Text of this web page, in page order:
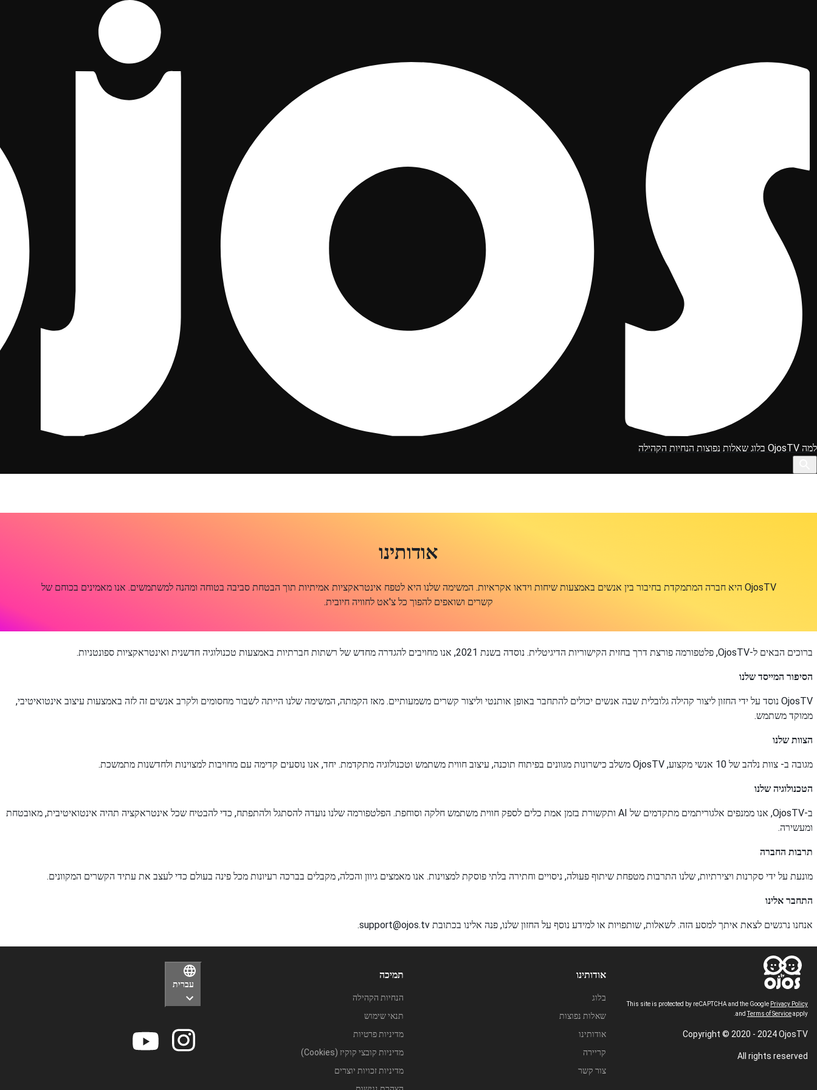
למה OjosTV בלוג שאלות נפוצות הנחיות הקהילה
אודותינו
OjosTV היא חברה המתמקדת בחיבור בין אנשים באמצעות שיחות וידאו אקראיות. המשימה שלנו היא לטפח אינטראקציות אמיתיות תוך הבטחת סביבה בטוחה ומהנה למשתמשים. אנו מאמינים בכוחם של
קשרים ושואפים להפוך כל צ'אט לחוויה חיובית.
ברוכים הבאים ל-OjosTV, פלטפורמה פורצת דרך בחזית הקישוריות הדיגיטלית. נוסדה בשנת 2021, אנו מחויבים להגדרה מחדש של רשתות חברתיות באמצעות טכנולוגיה חדשנית ואינטראקציות ספונטניות.
הסיפור המייסד שלנו
OjosTV נוסד על ידי החזון ליצור קהילה גלובלית שבה אנשים יכולים להתחבר באופן אותנטי וליצור קשרים משמעותיים. מאז הקמתה, המשימה שלנו הייתה לשבור מחסומים ולקרב אנשים זה לזה באמצעות עיצוב אינטואיטיבי,
ממוקד משתמש.
הצוות שלנו
מגובה ב- צוות נלהב של 10 אנשי מקצוע, OjosTV משלב כישרונות מגוונים בפיתוח תוכנה, עיצוב חווית משתמש וטכנולוגיה מתקדמת. יחד, אנו נוסעים קדימה עם מחויבות למצוינות ולחדשנות מתמשכת.
הטכנולוגיה שלנו
ב-OjosTV, אנו ממנפים אלגוריתמים מתקדמים של AI ותקשורת בזמן אמת כלים לספק חווית משתמש חלקה וסוחפת. הפלטפורמה שלנו נועדה להסתגל ולהתפתח, כדי להבטיח שכל אינטראקציה תהיה אינטואיטיבית, מאובטחת
ומעשירה.
תרבות החברה
מונעת על ידי סקרנות ויצירתיות, שלנו התרבות מטפחת שיתוף פעולה, ניסויים וחתירה בלתי פוסקת למצוינות. אנו מאמצים גיוון והכלה, מקבלים בברכה רעיונות מכל פינה בעולם כדי לעצב את עתיד הקשרים המקוונים.
התחבר אלינו
אנחנו נרגשים לצאת איתך למסע הזה. לשאלות, שותפויות או למידע נוסף על החזון שלנו, פנה אלינו בכתובת support@ojos.tv.
This site is protected by reCAPTCHA and the Google Privacy Policy
andTerms of Serviceapply.
Copyright © 2020 - 2024 OjosTV
All rights reserved
אודותינו
בלוג
שאלות נפוצות
אודותינו
קריירה
צור קשר
תמיכה
הנחיות הקהילה
תנאי שימוש
מדיניות פרטיות
מדיניות קובצי קוקיז (Cookies)
מדיניות זכויות יוצרים
עברית